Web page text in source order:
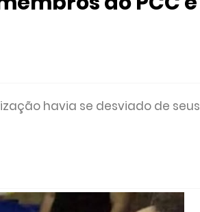
havia se desviado de seus